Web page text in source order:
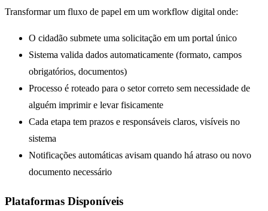
Transformar um fluxo de papel em um workflow digital onde:
O cidadão submete uma solicitação em um portal único
Sistema valida dados automaticamente (formato, campos
obrigatórios, documentos)
Processo é roteado para o setor correto sem necessidade de
alguém imprimir e levar fisicamente
Cada etapa tem prazos e responsáveis claros, visíveis no
sistema
Notificações automáticas avisam quando há atraso ou novo
documento necessário
Plataformas Disponíveis